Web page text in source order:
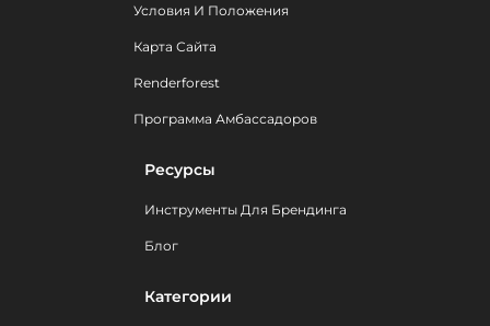
Условия И Положения
Карта Сайта
Renderforest
Программа Амбассадоров
Ресурсы
Инструменты Для Брендинга
Блог
Категории